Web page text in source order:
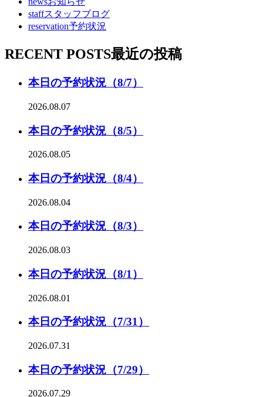
staffスタッフブログ
reservation予約状況
RECENT POSTS最近の投稿
本日の予約状況（8/7）
2026.08.07
本日の予約状況（8/5）
2026.08.05
本日の予約状況（8/4）
2026.08.04
本日の予約状況（8/3）
2026.08.03
本日の予約状況（8/1）
2026.08.01
本日の予約状況（7/31）
2026.07.31
本日の予約状況（7/29）
2026.07.29